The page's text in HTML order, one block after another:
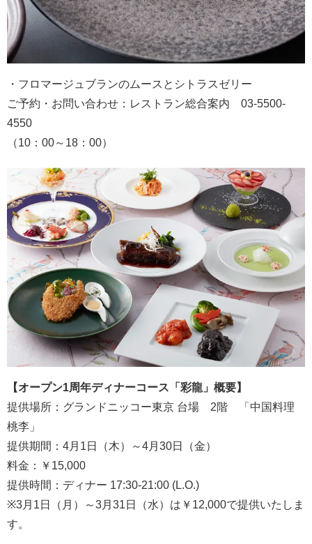
・フロマージュブランのムースとシトラスゼリー
ご予約・お問い合わせ：レストラン総合案内 03-5500-
4550
（10：00～18：00）
【オープン1周年ディナーコース 「 彩龍 」 概要】
提供場所：グランドニッコー東京 台場 2階 「中国料理
桃李」
提供期間：4月1日（木）～4月30日（金）
料金：￥15,000
提供時間：ディナー 17:30-21:00 (L.O.)
※3月1日（月）～3月31日（水）は￥12,000で提供いたしま
す。